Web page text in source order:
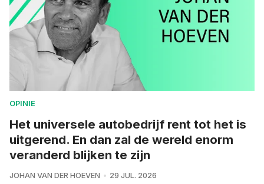
OPINIE
Het universele autobedrijf rent tot het is
uitgerend. En dan zal de wereld enorm
veranderd blijken te zijn
JOHAN VAN DER HOEVEN 29 JUL. 2026